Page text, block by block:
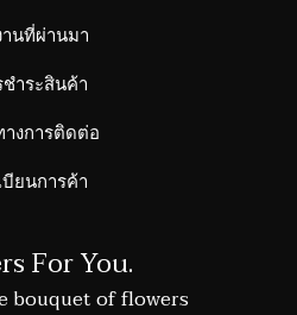
นที่ผ่านมา
ชำระสินค้า
างการติดต่อ
บียนการค้า
For You.
bouquet of flowers